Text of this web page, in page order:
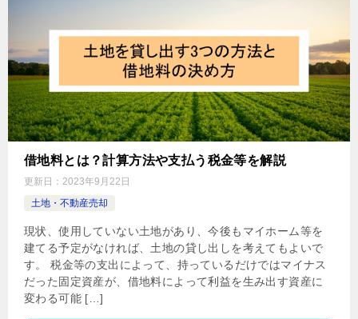
借地料とは？計算方法や支払う税金等を解説
更新日： 2023年9月22日
土地・不動産売却
現状、使用していない土地があり、今後もマイホーム等を
建てる予定がなければ、土地の貸し出しを考えてもよいで
す。 税金等の支出によって、持っているだけではマイナス
だった固定資産が、借地料によって利益を生み出す資産に
変わる可能 […]